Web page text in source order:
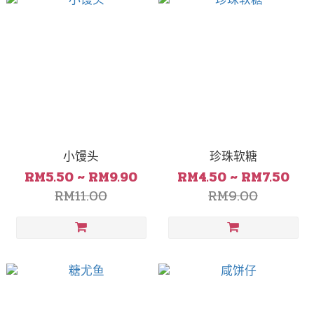
小馒头
RM5.50 ~ RM9.90
RM11.00
珍珠软糖
RM4.50 ~ RM7.50
RM9.00